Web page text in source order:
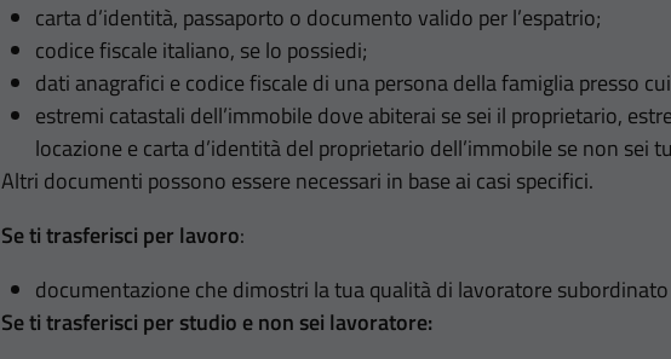
carta d’identità, passaporto o documento valido per l’espatrio;
codice fiscale italiano, se lo possiedi;
dati anagrafici e codice fiscale di una persona della famiglia presso
estremi catastali dell’immobile dove abiterai se sei il proprietario,
locazione e carta d’identità del proprietario dell’immobile se non sei
Altri documenti possono essere necessari in base ai casi specifici.
Se ti trasferisci per lavoro:
documentazione che dimostri la tua qualità di lavoratore
Se ti trasferisci per studio e non sei lavoratore: